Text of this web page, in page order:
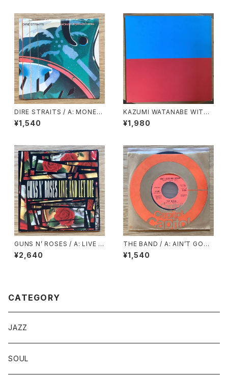
DIRE STRAITS / A: MONEY
FOR NOTHING / B: LOVE O
VER GOLD (LIVE)
¥1,540
KAZUMI WATANABE WITH
LYUICHI SAKAMOTO / KYL
YN
¥1,980
GUNS N’ ROSES / A: LIVE A
ND LET DIE ( LP VERSION )
/ B: LIVE AND LET DIE ( LIV
¥2,640
THE BAND / A: AIN’T GOT
NO HOME / B: GET UP JAK
E
¥1,540
CATEGORY
JAZZ
SOUL